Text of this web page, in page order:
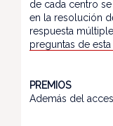
de cada centro
en la resolución
respuesta múltiple.
preguntas de esta
PREMIOS
Además del